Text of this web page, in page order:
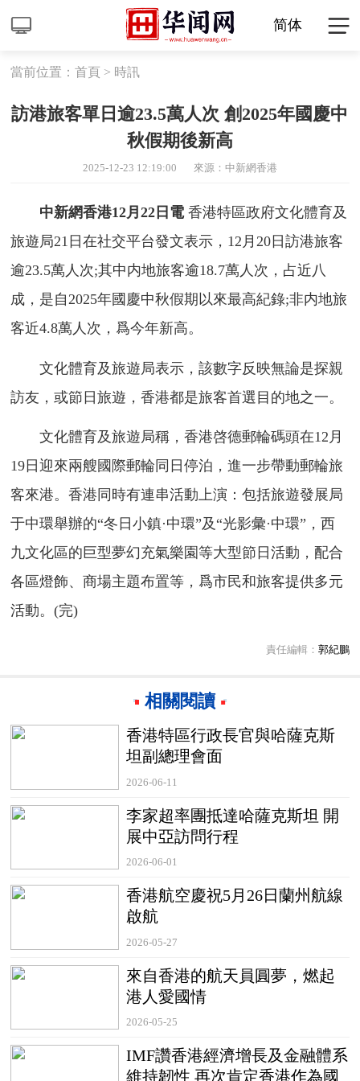
简体
當前位置：首頁 > 時訊
訪港旅客單日逾23.5萬人次 創2025年國慶中
秋假期後新高
2025-12-23 12:19:00 來源：中新網香港
中新網香港12月22日電香港特區政府文化體育及
旅遊局21日在社交平台發文表示，12月20日訪港旅客
逾23.5萬人次;其中内地旅客逾18.7萬人次，占近八
成，是自2025年國慶中秋假期以來最高紀錄;非内地旅
客近4.8萬人次，爲今年新高。
文化體育及旅遊局表示，該數字反映無論是探親
訪友，或節日旅遊，香港都是旅客首選目的地之一。
文化體育及旅遊局稱，香港啓德郵輪碼頭在12月
19日迎來兩艘國際郵輪同日停泊，進一步帶動郵輪旅
客來港。香港同時有連串活動上演：包括旅遊發展局
于中環舉辦的“冬日小鎮·中環”及“光影彙·中環”，西
九文化區的巨型夢幻充氣樂園等大型節日活動，配合
各區燈飾、商場主題布置等，爲市民和旅客提供多元
活動。(完)
責任編輯： 郭紀鵬
相關閱讀
香港特區行政長官與哈薩克斯
坦副總理會面
2026-06-11
李家超率團抵達哈薩克斯坦 開
展中亞訪問行程
2026-06-01
香港航空慶祝5月26日蘭州航線
啟航
2026-05-27
來自香港的航天員圓夢，燃起
港人愛國情
2026-05-25
IMF讚香港經濟增長及金融體系
維持韌性 再次肯定香港作為國